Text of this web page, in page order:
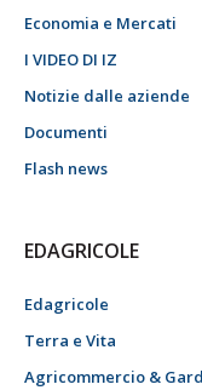
Economia e Mercati
I VIDEO DI IZ
Notizie dalle aziende
Documenti
Flash news
EDAGRICOLE
Edagricole
Terra e Vita
Agricommercio &